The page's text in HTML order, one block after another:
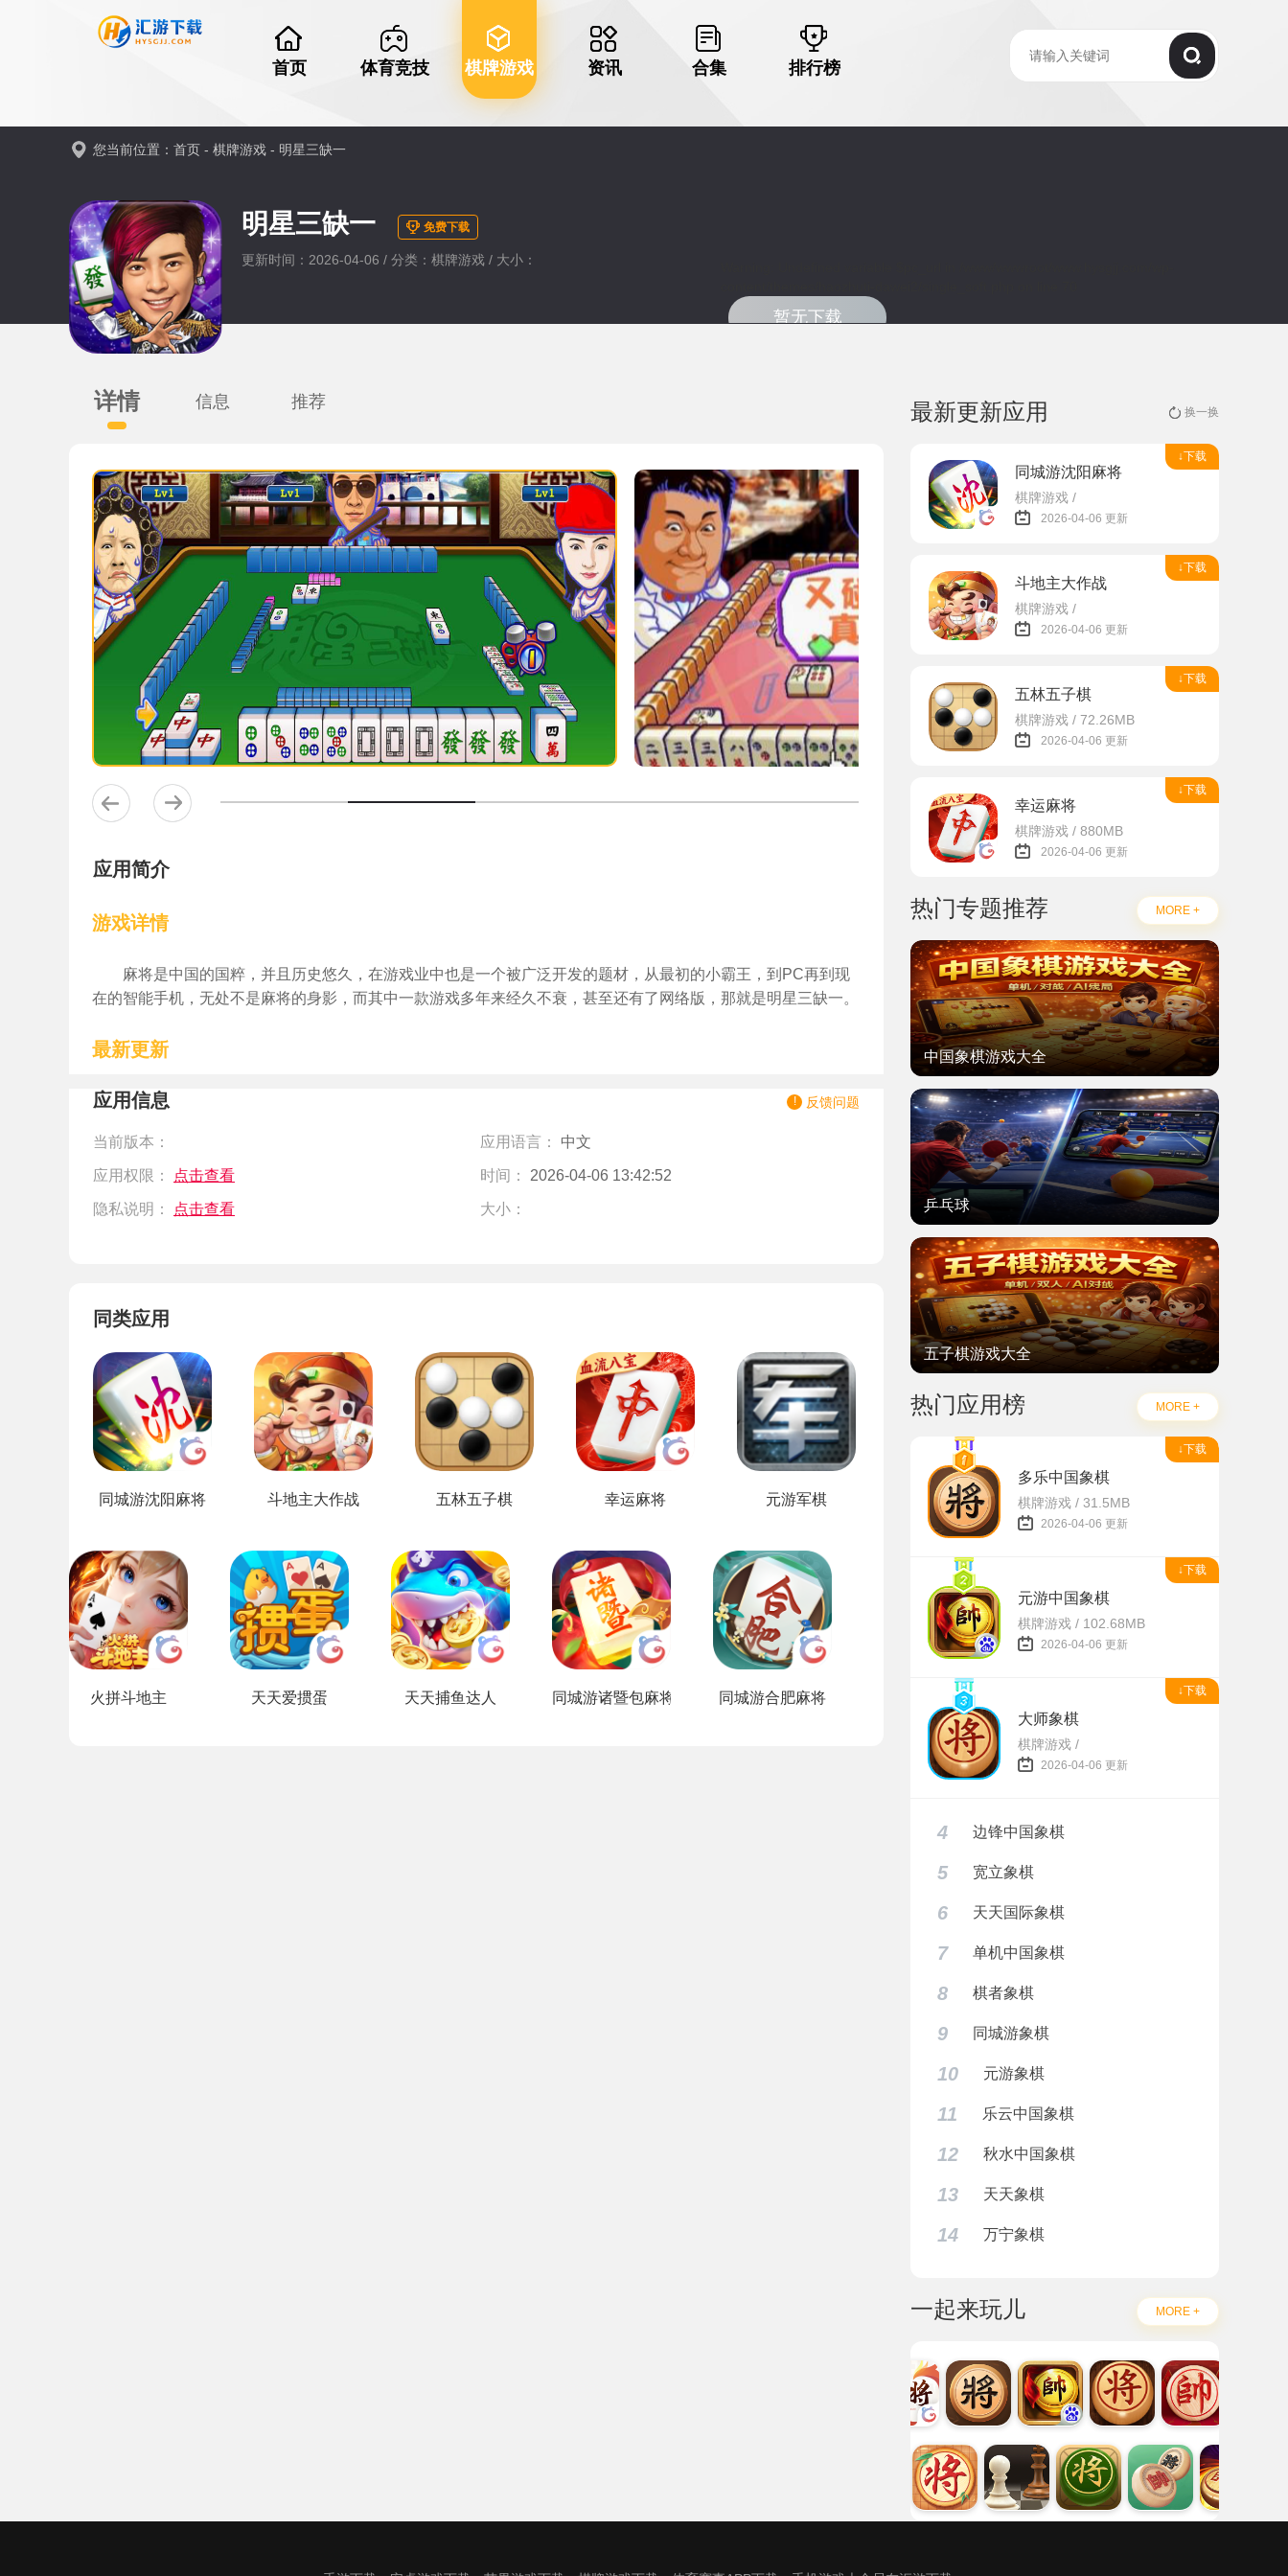
首页 体育竞技 棋牌游戏 资讯 合集 排行榜
您当前位置： 首页 - 棋牌游戏 - 明星三缺一
明星三缺一 免费下载
更新时间：2026-04-06 / 分类：棋牌游戏 / 大小：
暂无下载
详情 信息 推荐
应用简介
游戏详情
麻将是中国的国粹，并且历史悠久，在游戏业中也是一个被广泛开发的题材，从最初的小霸王，到PC再到现
在的智能手机，无处不是麻将的身影，而其中一款游戏多年来经久不衰，甚至还有了网络版，那就是明星三缺一。
最新更新
应用信息 反馈问题
当前版本： 应用语言： 中文
应用权限： 点击查看 时间： 2026-04-06 13:42:52
隐私说明： 点击查看 大小：
同类应用
同城游沈阳麻将 斗地主大作战 五林五子棋 幸运麻将 元游军棋
火拼斗地主 天天爱掼蛋 天天捕鱼达人 同城游诸暨包麻将 同城游合肥麻将
最新更新应用 换一换
↓下载
同城游沈阳麻将
棋牌游戏 /
2026-04-06 更新
↓下载
斗地主大作战
棋牌游戏 /
2026-04-06 更新
↓下载
五林五子棋
棋牌游戏 / 72.26MB
2026-04-06 更新
↓下载
幸运麻将
棋牌游戏 / 880MB
2026-04-06 更新
热门专题推荐 MORE +
中国象棋游戏大全
乒乓球
五子棋游戏大全
热门应用榜 MORE +
↓下载
多乐中国象棋
棋牌游戏 / 31.5MB
2026-04-06 更新
↓下载
元游中国象棋
棋牌游戏 / 102.68MB
2026-04-06 更新
↓下载
大师象棋
棋牌游戏 /
2026-04-06 更新
4 边锋中国象棋
5 宽立象棋
6 天天国际象棋
7 单机中国象棋
8 棋者象棋
9 同城游象棋
10 元游象棋
11 乐云中国象棋
12 秋水中国象棋
13 天天象棋
14 万宁象棋
一起来玩儿 MORE +